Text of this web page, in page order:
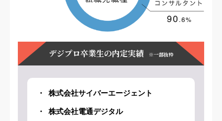
デジプロ卒業生の内定実績 ※一部抜粋
株式会社サイバーエージェント
株式会社電通デジタル